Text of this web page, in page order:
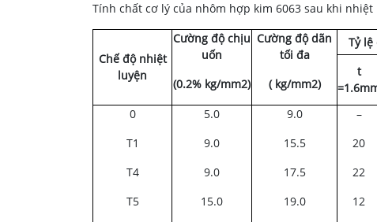
Tính chất cơ lý của nhôm hợp kim 6063 sau khi
Chế độ nhiệt
luyện
Cường độ chịu
uốn
(0.2% kg/mm2)
Cường độ dãn
tối đa
( kg/mm2)
Tỷ lệ
t
0
T1
T4
T5
5.0
9.0
9.0
15.0
9.0
15.5
17.5
19.0
–
20
22
12